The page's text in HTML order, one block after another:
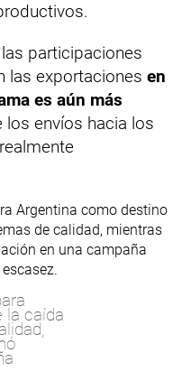
participaciones
las exportaciones en
es aún más
los envíos hacia los
la caída